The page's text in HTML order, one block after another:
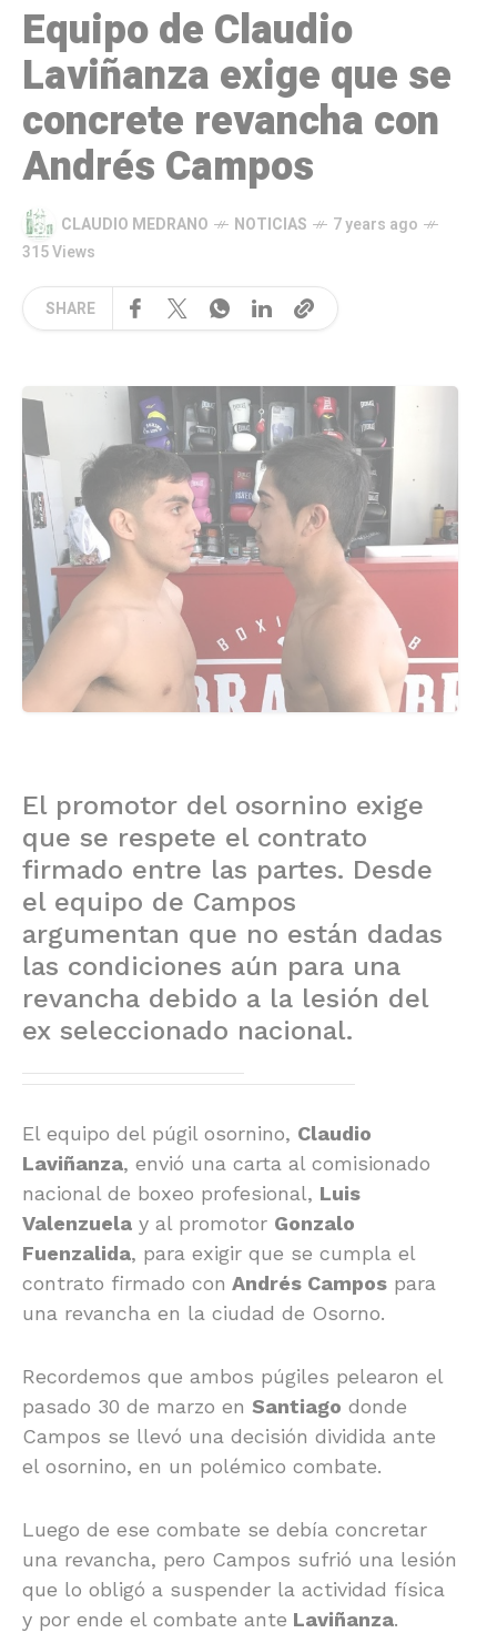
Equipo de Claudio
Laviñanza exige que se
concrete revancha con
Andrés Campos
CLAUDIO MEDRANO NOTICIAS
7 years ago
315 Views
SHARE
El promotor del osornino exige
que se respete el contrato
firmado entre las partes. Desde
el equipo de Campos
argumentan que no están dadas
las condiciones aún para una
revancha debido a la lesión del
ex seleccionado nacional.
El equipo del púgil osornino, Claudio
Laviñanza, envió una carta al comisionado
nacional de boxeo profesional, Luis
Valenzuela y al promotor Gonzalo
Fuenzalida, para exigir que se cumpla el
contrato firmado con Andrés Campos para
una revancha en la ciudad de Osorno.
Recordemos que ambos púgiles pelearon el
pasado 30 de marzo en Santiago donde
Campos se llevó una decisión dividida ante
el osornino, en un polémico combate.
Luego de ese combate se debía concretar
una revancha, pero Campos sufrió una lesión
que lo obligó a suspender la actividad física
y por ende el combate ante Laviñanza.